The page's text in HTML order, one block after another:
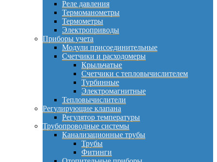
Реле давления
Термоманометры
Термометры
Электроприводы
Приборы учета
Модули присоединительные
Счетчики и расходомеры
Крыльчатые
Счетчики с тепловычислителем
Турбинные
Электромагнитные
Тепловычислители
Регулирующие клапана
Регулятор температуры
Трубопроводные системы
Канализационные трубы
Трубы
Фитинги